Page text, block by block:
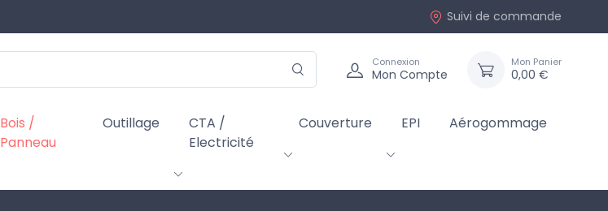
Suivi de commande
Connexion
Mon Compte
Mon Panier
0,00 €
Bois /
Panneau
Outillage
CTA /
Electricité
Couverture EPI Aérogommage